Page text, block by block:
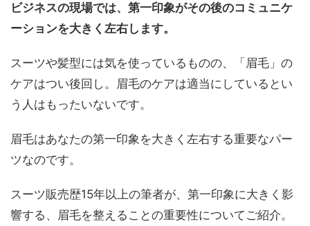
ビジネスの現場では、第一印象がその後のコミュニケ
ーションを大きく左右します。
スーツや髪型には気を使っているものの、「眉毛」の
ケアはつい後回し。眉毛のケアは適当にしているとい
う人はもったいないです。
眉毛はあなたの第一印象を大きく左右する重要なパー
ツなのです。
スーツ販売歴15年以上の筆者が、第一印象に大きく影
響する、眉毛を整えることの重要性についてご紹介。